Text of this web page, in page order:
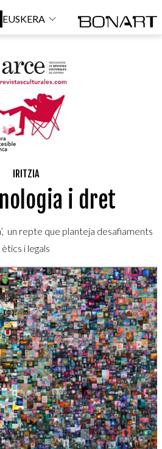
EUSKERA
IRITZIA
i dret
un repte que planteja desafiaments
ètics i legals